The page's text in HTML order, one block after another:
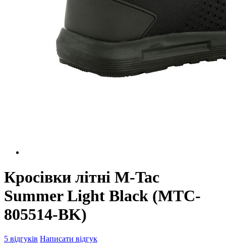
Кросівки літні M-Tac
Summer Light Black (MTC-
805514-BK)
5 відгуків Написати відгук